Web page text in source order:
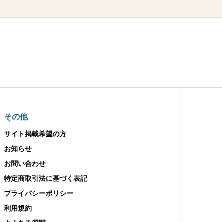
その他
サイト掲載希望の方
お知らせ
お問い合わせ
特定商取引法に基づく表記
プライバシーポリシー
利用規約